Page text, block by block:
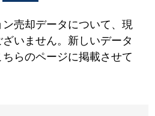
売却データについて、現
いません。新しいデータ
らのページに掲載させて